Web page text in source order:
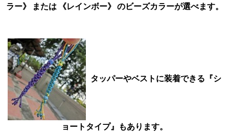
ラー》 または 《レインボー》 のビーズカラーが選べます。
タッパーやベストに装着できる『シ
ョートタイプ』もあります。